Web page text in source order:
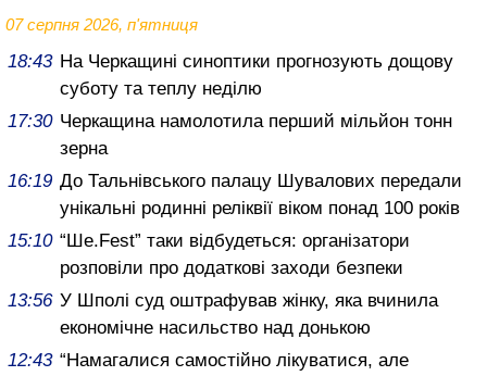
07 серпня 2026, п'ятниця
18:43 На Черкащині синоптики прогнозують дощову
суботу та теплу неділю
17:30 Черкащина намолотила перший мільйон тонн
зерна
16:19 До Тальнівського палацу Шувалових передали
унікальні родинні реліквії віком понад 100 років
15:10 “Ше.Fest” таки відбудеться: організатори
розповіли про додаткові заходи безпеки
13:56 У Шполі суд оштрафував жінку, яка вчинила
економічне насильство над донькою
12:43 “Намагалися самостійно лікуватися, але